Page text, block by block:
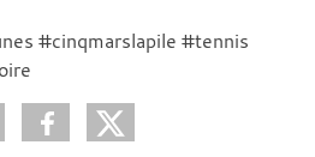
#cinqmarslapile #tennis